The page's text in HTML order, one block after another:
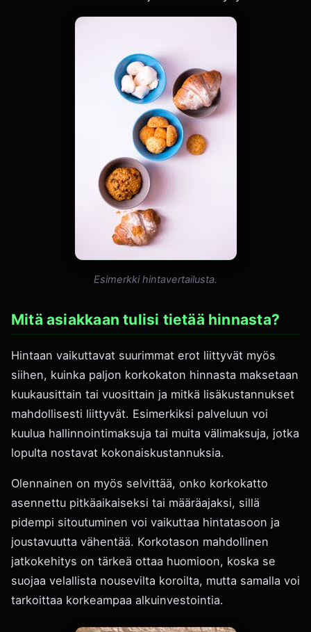
Esimerkki hintavertailusta.
Mitä asiakkaan tulisi tietää hinnasta?
Hintaan vaikuttavat suurimmat erot liittyvät myös
siihen, kuinka paljon korkokaton hinnasta maksetaan
kuukausittain tai vuosittain ja mitkä lisäkustannukset
mahdollisesti liittyvät. Esimerkiksi palveluun voi
kuulua hallinnointimaksuja tai muita välimaksuja, jotka
lopulta nostavat kokonaiskustannuksia.
Olennainen on myös selvittää, onko korkokatto
asennettu pitkäaikaiseksi tai määräajaksi, sillä
pidempi sitoutuminen voi vaikuttaa hintatasoon ja
joustavuutta vähentää. Korkotason mahdollinen
jatkokehitys on tärkeä ottaa huomioon, koska se
suojaa velallista nousevilta koroilta, mutta samalla voi
tarkoittaa korkeampaa alkuinvestointia.